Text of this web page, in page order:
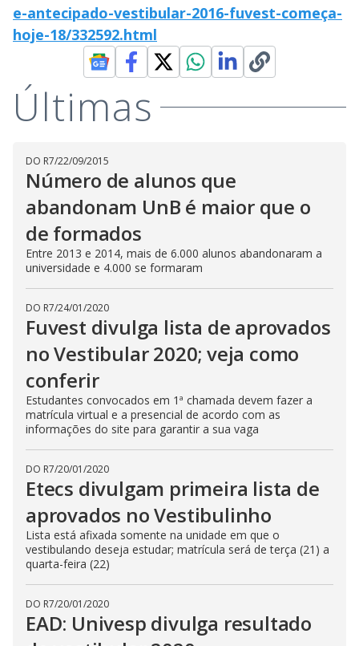
e-antecipado-vestibular-2016-fuvest-começa-
hoje-18/332592.html
Últimas
DO R7/22/09/2015
Número de alunos que
abandonam UnB é maior que o
de formados
Entre 2013 e 2014, mais de 6.000 alunos abandonaram a
universidade e 4.000 se formaram
DO R7/24/01/2020
Fuvest divulga lista de aprovados
no Vestibular 2020; veja como
conferir
Estudantes convocados em 1ª chamada devem fazer a
matrícula virtual e a presencial de acordo com as
informações do site para garantir a sua vaga
DO R7/20/01/2020
Etecs divulgam primeira lista de
aprovados no Vestibulinho
Lista está afixada somente na unidade em que o
vestibulando deseja estudar; matrícula será de terça (21) a
quarta-feira (22)
DO R7/20/01/2020
EAD: Univesp divulga resultado